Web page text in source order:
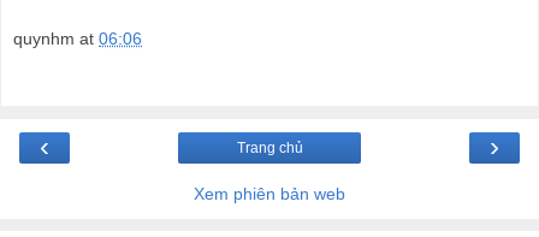
quynhm at 06:06
‹ ›
Trang chủ
Xem phiên bản web